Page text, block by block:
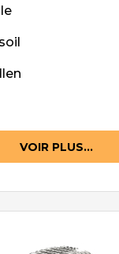
VOIR PLUS...